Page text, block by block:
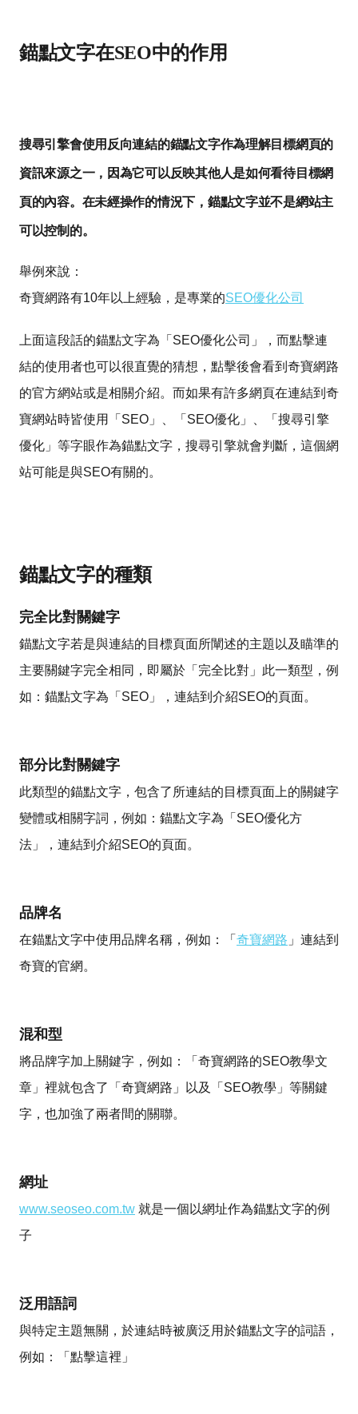
錨點文字在SEO中的作用
搜尋引擎會使用反向連結的錨點文字作為理解目標網頁的
資訊來源之一，因為它可以反映其他人是如何看待目標網
頁的內容。在未經操作的情況下，錨點文字並不是網站主
可以控制的。
舉例來說：
奇寶網路有10年以上經驗，是專業的SEO優化公司
上面這段話的錨點文字為「SEO優化公司」，而點擊連
結的使用者也可以很直覺的猜想，點擊後會看到奇寶網路
的官方網站或是相關介紹。而如果有許多網頁在連結到奇
寶網站時皆使用「SEO」、「SEO優化」、「搜尋引擎
優化」等字眼作為錨點文字，搜尋引擎就會判斷，這個網
站可能是與SEO有關的。
錨點文字的種類
完全比對關鍵字
錨點文字若是與連結的目標頁面所闡述的主題以及瞄準的
主要關鍵字完全相同，即屬於「完全比對」此一類型，例
如：錨點文字為「SEO」，連結到介紹SEO的頁面。
部分比對關鍵字
此類型的錨點文字，包含了所連結的目標頁面上的關鍵字
變體或相關字詞，例如：錨點文字為「SEO優化方
法」，連結到介紹SEO的頁面。
品牌名
在錨點文字中使用品牌名稱，例如：「 奇寶網路 」連結到
奇寶的官網。
混和型
將品牌字加上關鍵字，例如：「奇寶網路的SEO教學文
章」裡就包含了「奇寶網路」以及「SEO教學」等關鍵
字，也加強了兩者間的關聯。
網址
www.seoseo.com.tw 就是一個以網址作為錨點文字的例
子
泛用語詞
與特定主題無關，於連結時被廣泛用於錨點文字的詞語，
例如：「點擊這裡」